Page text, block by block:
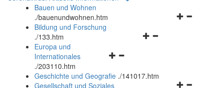
Bauen und Wohnen
./bauenundwohnen.htm
Navigationsmenü
Bildung und Forschung
./133.htm
Navigationsmenü
und
schließen
Europa und
Internationales
./203110.htm
Geschichte und Geografie ./141017.htm
Gesellschaft und Soziales